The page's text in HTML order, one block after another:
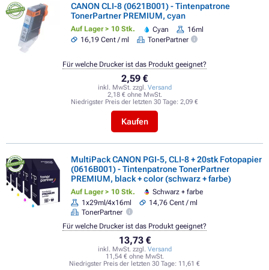
CANON CLI-8 (0621B001) - Tintenpatrone
TonerPartner PREMIUM, cyan
Auf Lager > 10 Stk. Cyan
16ml
16,19 Cent / ml
TonerPartner
2,59 €
inkl. MwSt. zzgl. Versand
2,18 € ohne MwSt.
Niedrigster Preis der letzten 30 Tage: 2,09 €
Kaufen
Für welche Drucker ist das Produkt geeignet?
MultiPack CANON PGI-5, CLI-8 + 20stk Fotopapier
(0616B001) - Tintenpatrone TonerPartner
PREMIUM, black + color (schwarz + farbe)
Auf Lager > 10 Stk.
Schwarz + farbe
1x29ml/4x16ml
14,76 Cent / ml
TonerPartner
13,73 €
inkl. MwSt. zzgl. Versand
11,54 € ohne MwSt.
Niedrigster Preis der letzten 30 Tage: 11,61 €
Für welche Drucker ist das Produkt geeignet?